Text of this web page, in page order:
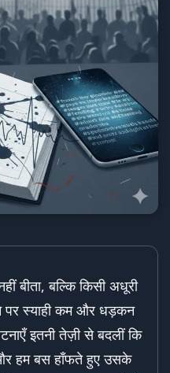
बीता, बल्कि किसी अधूरी
पर स्याही कम और धड़कन
इतनी तेज़ी से बदलीं कि
हम बस हाँफते हुए उसके